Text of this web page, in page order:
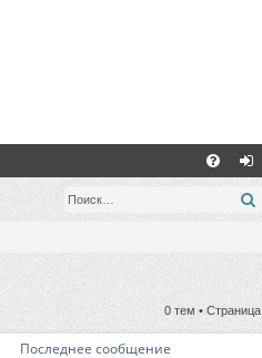
хо
0 тем • Страница
Последнее сообщение